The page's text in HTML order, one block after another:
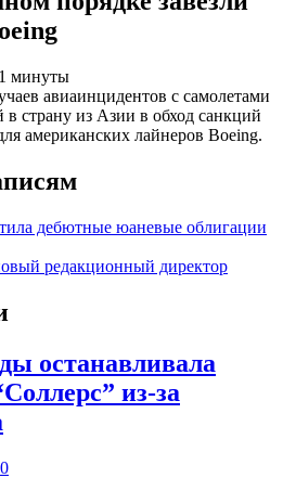
1 минуты
авиаинцидентов с самолетами
страну из Азии в обход санкций
американских лайнеров Boeing.
дебютные юаневые облигации
редакционный директор
останавливала
из-за
0